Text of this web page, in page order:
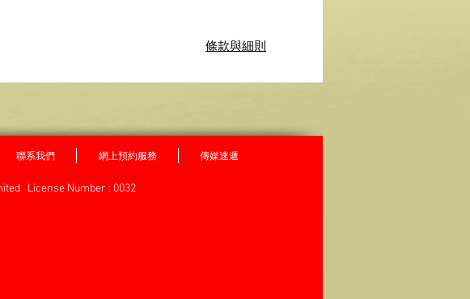
條款與細則
聯系我們 網上預約服務 傳媒速遞
License Number : 0032